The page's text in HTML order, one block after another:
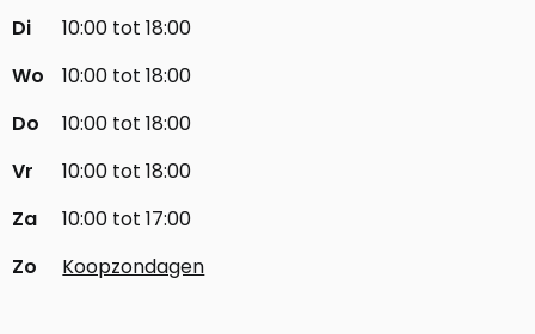
Di
10:00 tot 18:00
Wo
10:00 tot 18:00
Do
10:00 tot 18:00
Vr
10:00 tot 18:00
Za
10:00 tot 17:00
Zo
Koopzondagen